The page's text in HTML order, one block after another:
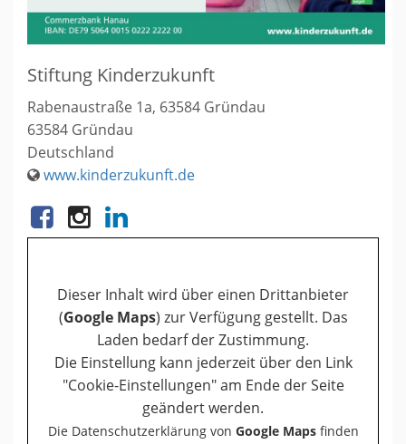
Stiftung Kinderzukunft
Rabenaustraße 1a, 63584 Gründau
63584 Gründau
Deutschland
www.kinderzukunft.de
Dieser Inhalt wird über einen Drittanbieter
(Google Maps) zur Verfügung gestellt. Das
Laden bedarf der Zustimmung.
Die Einstellung kann jederzeit über den Link
"Cookie-Einstellungen" am Ende der Seite
geändert werden.
Die Datenschutzerklärung von Google Mapsfinden